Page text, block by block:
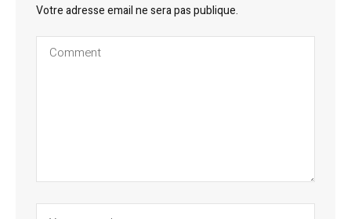
Votre adresse email ne sera pas publique.